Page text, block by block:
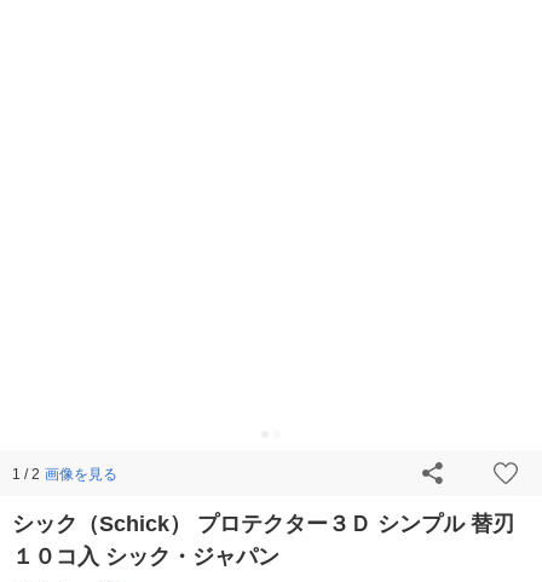
1 / 2 画像を見る
シック（Schick） プロテクター３Ｄ シンプル 替刃
１０コ入 シック・ジャパン